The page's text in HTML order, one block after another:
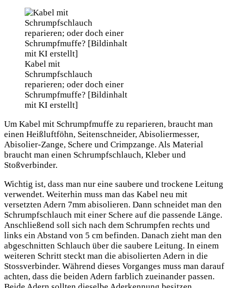
Kabel mit
Schrumpfschlauch
reparieren; oder doch einer
Schrumpfmuffe? [Bildinhalt
mit KI erstellt]
Um Kabel mit Schrumpfmuffe zu reparieren, braucht man
einen Heißluftföhn, Seitenschneider, Abisoliermesser,
Abisolier-Zange, Schere und Crimpzange. Als Material
braucht man einen Schrumpfschlauch, Kleber und
Stoßverbinder.
Wichtig ist, dass man nur eine saubere und trockene Leitung
verwendet. Weiterhin muss man das Kabel neu mit
versetzten Adern 7mm abisolieren. Dann schneidet man den
Schrumpfschlauch mit einer Schere auf die passende Länge.
Anschließend soll sich nach dem Schrumpfen rechts und
links ein Abstand von 5 cm befinden. Danach zieht man den
abgeschnitten Schlauch über die saubere Leitung. In einem
weiteren Schritt steckt man die abisolierten Adern in die
Stossverbinder. Während dieses Vorganges muss man darauf
achten, dass die beiden Adern farblich zueinander passen.